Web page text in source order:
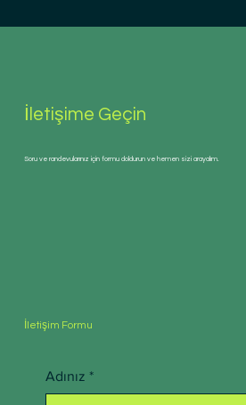
İletişime Geçin
Soru ve randevularınız için formu doldurun ve hemen sizi arayalım.
İletişim Formu
Adınız *